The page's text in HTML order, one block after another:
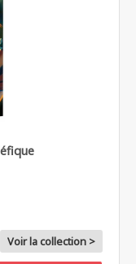
Voir la collection >